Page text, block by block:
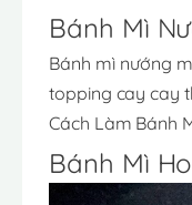
Bánh Mì
Bánh mì nướng
topping cay cay
Cách Làm Bánh
Bánh Mì